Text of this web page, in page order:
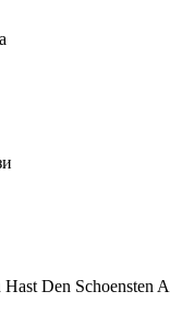
Hast Den Schoensten